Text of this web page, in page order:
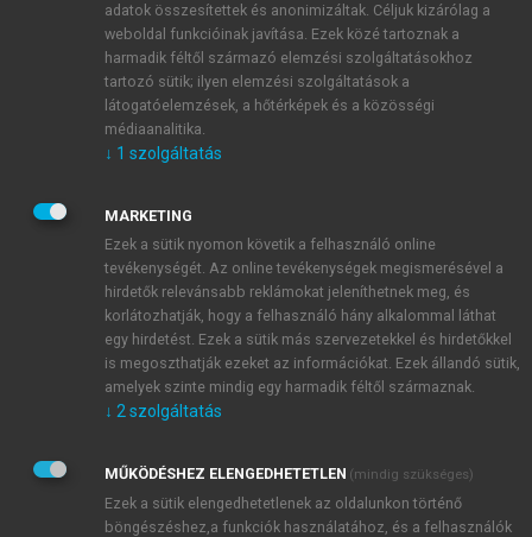
E-MAIL-CÍM
JELSZÓ
JELSZÓ ÚJRA
Kérek értesítést a MeRSZ újdonságairól, akcióiról.
Kérek értesítést az Akadémiai Kiadó Zrt. újdonságairól,
Adatkezelési tájékoztatóbanfoglaltakat tudomásul
veszem és elfogadom.
Általános vásárlási feltételeket, valamint a szotar.netés a
adatok összesítettek és anonimizáltak. Céljuk kizárólag a
weboldal funkcióinak javítása. Ezek közé tartoznak a
harmadik féltől származó elemzési szolgáltatásokhoz
tartozó sütik; ilyen elemzési szolgáltatások a
látogatóelemzések, a hőtérképek és a közösségi
médiaanalitika.
↓ 1 szolgáltatás
MARKETING
Ezek a sütik nyomon követik a felhasználó online
tevékenységét. Az online tevékenységek megismerésével a
hirdetők relevánsabb reklámokat jeleníthetnek meg, és
korlátozhatják, hogy a felhasználó hány alkalommal láthat
egy hirdetést. Ezek a sütik más szervezetekkel és hirdetőkkel
is megoszthatják ezeket az információkat. Ezek állandó sütik,
amelyek szinte mindig egy harmadik féltől származnak.
↓ 2 szolgáltatás
MŰKÖDÉSHEZ ELENGEDHETETLEN (mindig szükséges)
Ezek a sütik elengedhetetlenek az oldalunkon történő
böngészéshez,a funkciók használatához, és a felhasználók